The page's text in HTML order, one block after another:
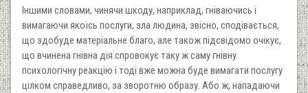
Іншими словами, чинячи шкоду, наприклад, гніваючись і
вимагаючи якоїсь послуги, зла людина, звісно, сподівається,
що здобуде матеріальне благо, але також підсвідомо очікує,
що вчинена гнівна дія спровокує таку ж саму гнівну
психологічну реакцію і тоді вже можна буде вимагати послугу
цілком справедливо, за зворотню образу. Або ж, нападаючи